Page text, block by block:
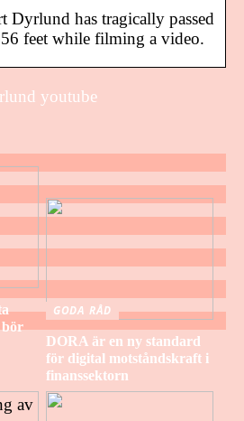
Dyrlund has tragically passed
feet while filming a video.
youtube
GODA RÅD
DORA är en ny standard
för digital motståndskraft i
finanssektorn